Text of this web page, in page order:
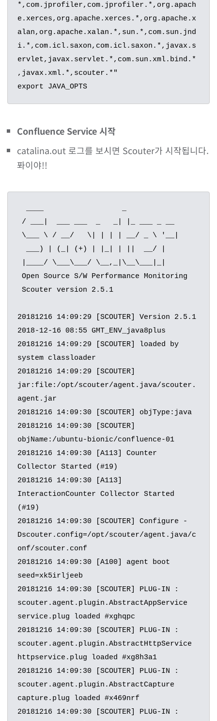
*,com.jprofiler,com.jprofiler.*,org.apach
e.xerces,org.apache.xerces.*,org.apache.x
alan,org.apache.xalan.*,sun.*,com.sun.jnd
i.*,com.icl.saxon,com.icl.saxon.*,javax.s
ervlet,javax.servlet.*,com.sun.xml.bind.*
,javax.xml.*,scouter.*"
export JAVA_OPTS
Confluence Service 시작
catalina.out 로그를 보시면 Scouter가 시작됩니다.
퐈이야!!
20181216 14:09:29 [SCOUTER] Version 2.5.1
2018-12-16 08:55 GMT_ENV_java8plus
20181216 14:09:29 [SCOUTER] loaded by
system classloader
20181216 14:09:29 [SCOUTER]
jar:file:/opt/scouter/agent.java/scouter.
agent.jar
20181216 14:09:30 [SCOUTER] objType:java
20181216 14:09:30 [SCOUTER]
objName:/ubuntu-bionic/confluence-01
20181216 14:09:30 [A113] Counter
Collector Started (#19)
20181216 14:09:30 [A113]
InteractionCounter Collector Started
(#19)
20181216 14:09:30 [SCOUTER] Configure -
Dscouter.config=/opt/scouter/agent.java/c
onf/scouter.conf
20181216 14:09:30 [A100] agent boot
seed=xk5irljeeb
20181216 14:09:30 [SCOUTER] PLUG-IN :
scouter.agent.plugin.AbstractAppService
service.plug loaded #xghqpc
20181216 14:09:30 [SCOUTER] PLUG-IN :
scouter.agent.plugin.AbstractHttpService
httpservice.plug loaded #xg8h3a1
20181216 14:09:30 [SCOUTER] PLUG-IN :
scouter.agent.plugin.AbstractCapture
capture.plug loaded #x469nrf
20181216 14:09:30 [SCOUTER] PLUG-IN :